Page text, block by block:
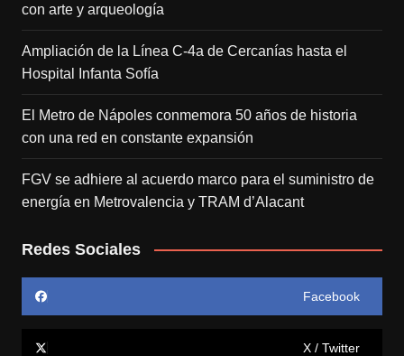
con arte y arqueología
Ampliación de la Línea C-4a de Cercanías hasta el
Hospital Infanta Sofía
El Metro de Nápoles conmemora 50 años de historia
con una red en constante expansión
FGV se adhiere al acuerdo marco para el suministro de
energía en Metrovalencia y TRAM d’Alacant
Redes Sociales
Facebook
X / Twitter